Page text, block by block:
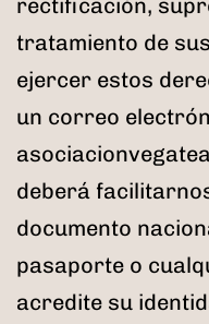
tratamiento de
ejercer estos
un correo
deberá
documento
pasaporte o
acredite su